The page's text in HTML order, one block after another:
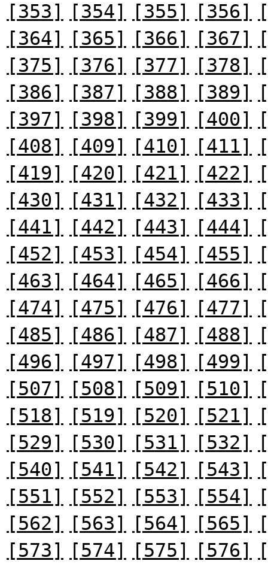
[353]
[354] [355] [356]
[364]
[365] [366] [367]
[375]
[376] [377] [378]
[386]
[387] [388] [389]
[397]
[398] [399] [400]
[408]
[409] [410] [411]
[419]
[420] [421] [422]
[430]
[431] [432] [433]
[441]
[442] [443] [444]
[452]
[453] [454] [455]
[463]
[464] [465] [466]
[474]
[475] [476] [477]
[485]
[486] [487] [488]
[496]
[497] [498] [499]
[507]
[508] [509] [510]
[518]
[519] [520] [521]
[529]
[530] [531] [532]
[540]
[541] [542] [543]
[551]
[552] [553] [554]
[562]
[563] [564] [565]
[573]
[574] [575] [576]